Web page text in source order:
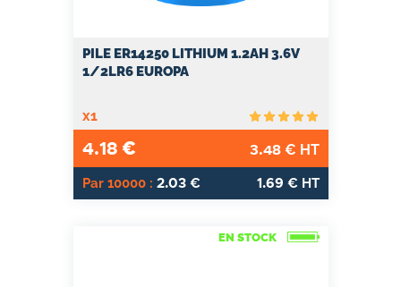
PILE ER14250 LITHIUM 1.2AH 3.6V
1/2LR6 EUROPA
x1
4.18€ 3.48€ HT
Par 10000 : 2.03€ 1.69 € HT
EN STOCK